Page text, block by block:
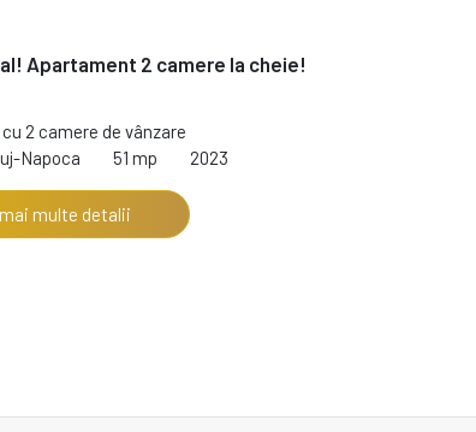
Apartament 2 camere la cheie!
2 camere de vânzare
Napoca
51 mp 2023
multe detalii